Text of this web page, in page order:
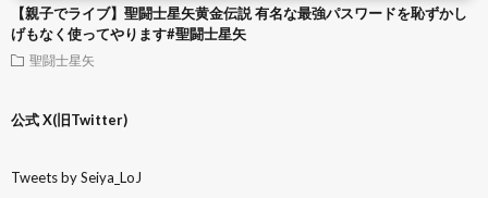
【親子でライブ】聖闘士星矢黄金伝説 有名な最強パスワードを恥ずかし
げもなく使ってやります#聖闘士星矢
聖闘士星矢
公式 X(旧Twitter)
Tweets by Seiya_LoJ